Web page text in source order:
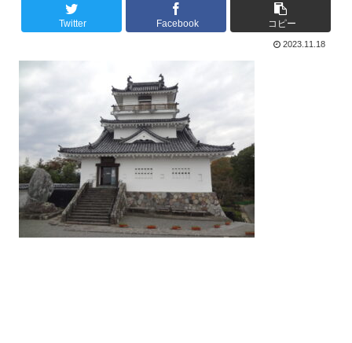
Twitter Facebook コピー
2023.11.18